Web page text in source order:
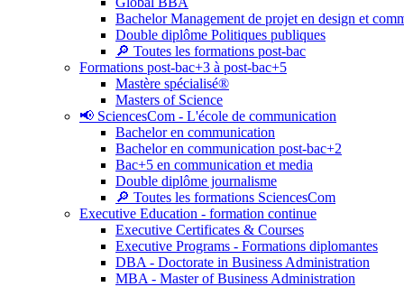
Bachelor Management de projet en design et
Double diplôme Politiques publiques
🔎 Toutes les formations post-bac
Formations post-bac+3 à post-bac+5
Mastère spécialisé®
Masters of Science
📢 SciencesCom - L'école de communication
Bachelor en communication
Bachelor en communication post-bac+2
Bac+5 en communication et media
Double diplôme journalisme
🔎 Toutes les formations SciencesCom
Executive Education - formation continue
Executive Certificates & Courses
Executive Programs - Formations diplomantes
DBA - Doctorate in Business Administration
MBA - Master of Business Administration